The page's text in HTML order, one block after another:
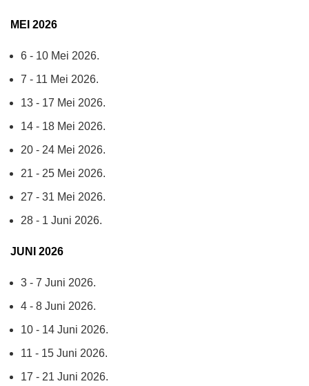
MEI 2026
6 - 10 Mei 2026.
7 - 11 Mei 2026.
13 - 17 Mei 2026.
14 - 18 Mei 2026.
20 - 24 Mei 2026.
21 - 25 Mei 2026.
27 - 31 Mei 2026.
28 - 1 Juni 2026.
JUNI 2026
3 - 7 Juni 2026.
4 - 8 Juni 2026.
10 - 14 Juni 2026.
11 - 15 Juni 2026.
17 - 21 Juni 2026.